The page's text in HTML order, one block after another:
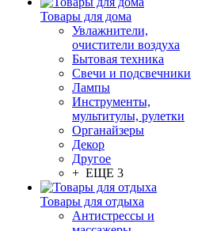
Товары для дома
Увлажнители,
очистители воздуха
Бытовая техника
Свечи и подсвечники
Лампы
Инструменты,
мультитулы, рулетки
Органайзеры
Декор
Другое
+ ЕЩЕ 3
Товары для отдыха
Антистрессы и